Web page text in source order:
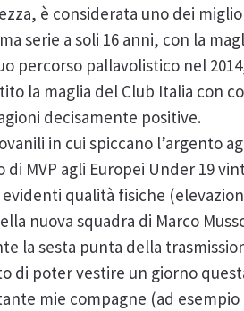
è considerata uno dei
serie a soli 16 anni, con la
percorso pallavolistico nel
la maglia del Club Italia con
decisamente positive.
in cui spiccano l’argento
MVP agli Europei Under 19
qualità fisiche
nuova squadra di Marco
la sesta punta della
di poter vestire un giorno
mie compagne (ad